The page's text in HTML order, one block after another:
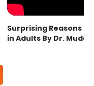
Surprising Reasons
in Adults By Dr.